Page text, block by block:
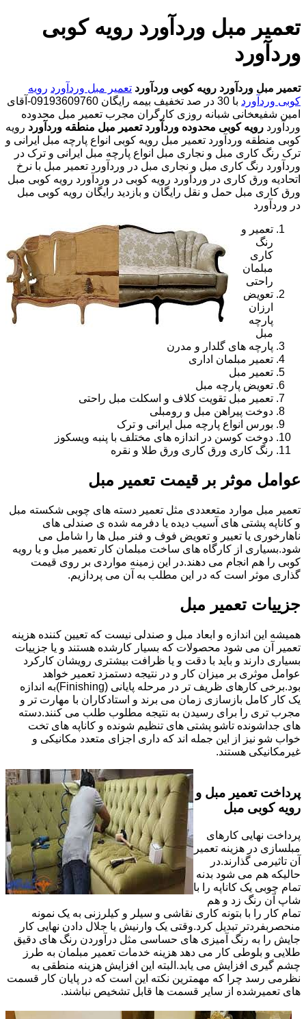
تعمیر مبل وردآورد رویه کوبی
وردآورد
تعمیر مبل وردآورد رویه کوبی وردآورد تعمیر مبل وردآورد رویه
کوبی وردآورد با
30 در صد تخفیف بیمه رایگان 09193609760-آقای
امین شفیعخانی شبانه روزی کارگران مجرب تعمیر مبل محدوده
وردآورد رویه کوبی محدوده وردآورد تعمیر مبل منطقه وردآورد رویه
کوبی منطقه وردآورد تعمیر مبل رویه کوبی انواع پارچه مبل ایرانی و
ترک رنگ کاری مبل و نجاری مبل انواع پارچه مبل ایرانی و ترک در
وردآورد رنگ کاری مبل و نجاری مبل در وردآورد تعمیر مبل با نرخ
اتحادیه ورق کاری در وردآورد رویه کوبی در وردآورد رویه کوبی مبل
ورق کاری مبل حمل و نقل رایگان و بازدید رایگان رویه کوبی مبل
در وردآورد
تعمیر و
رنگ
کاری
مبلمان
راحتی
تعویض
ارزان
پارچه
مبل
پارچه های گلدار و مدرن
تعمیر مبلمان اداری
تعمیر مبل
تعویض پارچه مبل
تعمیر مبل تقویت کلاف و اسکلت مبل راحتی
دوخت پیراهن مبل و رومبلی
بورس انواع پارچه مبل ایرانی و ترک
دوخت کوسن در اندازه های مختلف با پنبه ویسکوز
رنگ کاری ورق کاری ورق طلا و نقره
عوامل موثر بر قیمت تعمیر مبل
تعمیر مبل موارد متععددی مثل تعمیر دسته های چوبی شکسته مبل
و کاناپه پشتی های آسیب دیده یا دفرمه شده ی صندلی های
ناهارخوری یا تعییر و تعویض فوف و فنر مبل ها را شامل می
شود.بسیاری از کارگاه های ساخت مبلمان کار تعمیر مبل و یا رویه
کوبی را هم انجام می دهند.در این زمینه مواردی بر روی قیمت
گذاری موثر است که در این مطلب به آن می پردازیم.
جزییات تعمیر مبل
همیشه این اندازه و ابعاد مبل و صندلی نیست که تعیین کننده هزینه
تعمیر آن می شود محصولات که بسیار کارشده هستند و یا جزییات
بسیاری دارند و باید با دقت و یا ظرافت بیشتری رویشان کارکرد
عوامل موثری بر میزان کار و در نتیجه دستمزد تعمیر خواهد
بود.برخی کارهای ظریف تر در مرحله پایانی (Finishing)به اندازه
یک کار کامل بازسازی زمان می برند و استادکاران با مهارت تر و
مجرب تری را برای رسیدن به نتیجه مطلوب طلب می کنند.دسته
های جداشونده تاشو پشتی های تنظیم شونده و کاناپه های تخت
خواب شو نیز از این جمله اند که داری اجزای متعدد مکانیکی و
غیرمکانیکی هستند.
پرداخت تعمیر مبل و
رویه کوبی مبل
پرداخت نهایی کارهای
مبلسازی در هزینه تعمیر
آن تاثیرمی گذارند.در
حالیکه هم می شود بدنه
تمام چوبی یک کاناپه را با
شاپ آن رنگ زد و هم
تمام کار را با بتونه کاری نقاشی و سیلر و کیلرزنی به یک نمونه
منحصربفردتر تبدیل کرد.وقتی یک وارنیش یا جلال دادن نهایی کار
جایش را به رنگ آمیزی های حساسی مثل درآوردن رنگ های دقیق
طلایی و بلوطی کار می دهد هزینه خدمات تعمیر مبلمان به طرز
چشم گیری افزایش می یابد.البته این افزایش هزینه منطقی به
نظرمی رسد چرا که مهمترین نکته این است که در پایان کار قسمت
های تعمیرشده از سایر قسمت ها قابل تشخیص نباشند.